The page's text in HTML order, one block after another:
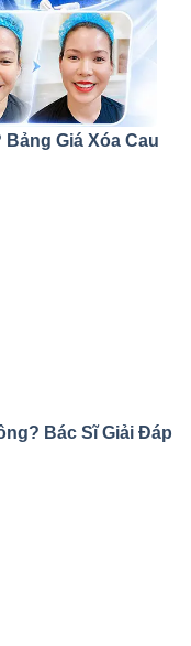
Giá Xóa Cau
Bác Sĩ Giải Đáp